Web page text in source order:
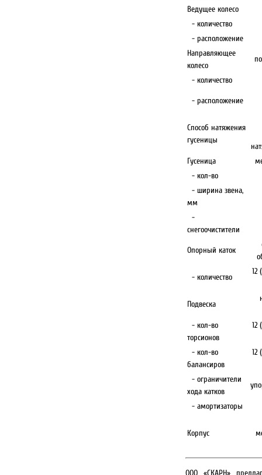
Ведущее колесо
- количество
- расположение
Направляющее
колесо
- количество
- расположение
Способ натяжения
гусеницы
Гусеница
- кол-во
- ширина звена,
мм
-
снегоочистители
Опорный каток
- количество
12
Подвеска
- кол-во
торсионов
12
- кол-во
балансиров
12
- ограничители
хода катков
- амортизаторы
Корпус
ООО «СКАРН»